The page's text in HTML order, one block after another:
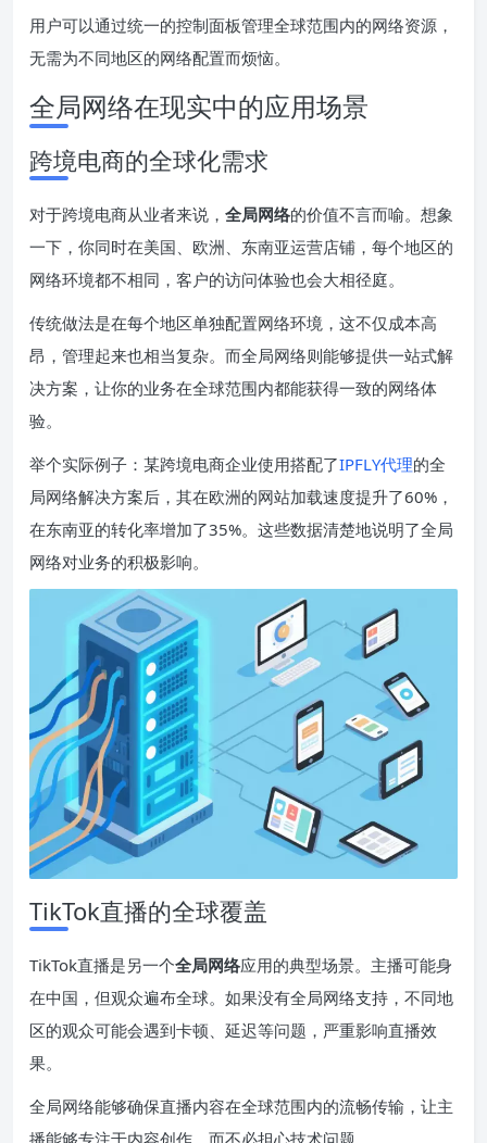
用户可以通过统一的控制面板管理全球范围内的网络资源，
无需为不同地区的网络配置而烦恼。
全局网络在现实中的应用场景
跨境电商的全球化需求
对于跨境电商从业者来说， 全局网络的价值不言而喻。想象
一下，你同时在美国、欧洲、东南亚运营店铺，每个地区的
网络环境都不相同，客户的访问体验也会大相径庭。
传统做法是在每个地区单独配置网络环境，这不仅成本高
昂，管理起来也相当复杂。而全局网络则能够提供一站式解
决方案，让你的业务在全球范围内都能获得一致的网络体
验。
举个实际例子：某跨境电商企业使用搭配了IPFLY代理的全
局网络解决方案后，其在欧洲的网站加载速度提升了60%，
在东南亚的转化率增加了35%。这些数据清楚地说明了全局
网络对业务的积极影响。
TikTok直播的全球覆盖
TikTok直播是另一个全局网络应用的典型场景。主播可能身
在中国，但观众遍布全球。如果没有全局网络支持，不同地
区的观众可能会遇到卡顿、延迟等问题，严重影响直播效
果。
全局网络能够确保直播内容在全球范围内的流畅传输，让主
播能够专注于内容创作，而不必担心技术问题。